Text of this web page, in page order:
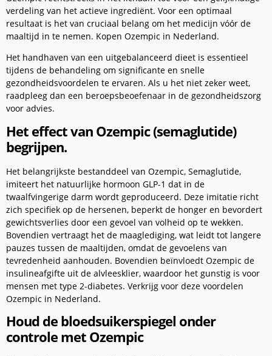
verdeling van het actieve ingrediënt. Voor een optimaal
resultaat is het van cruciaal belang om het medicijn vóór de
maaltijd in te nemen. Kopen Ozempic in Nederland.
Het handhaven van een uitgebalanceerd dieet is essentieel
tijdens de behandeling om significante en snelle
gezondheidsvoordelen te ervaren. Als u het niet zeker weet,
raadpleeg dan een beroepsbeoefenaar in de gezondheidszorg
voor advies.
Het effect van Ozempic (semaglutide)
begrijpen.
Het belangrijkste bestanddeel van Ozempic, Semaglutide,
imiteert het natuurlijke hormoon GLP-1 dat in de
twaalfvingerige darm wordt geproduceerd. Deze imitatie richt
zich specifiek op de hersenen, beperkt de honger en bevordert
gewichtsverlies door een gevoel van volheid op te wekken.
Bovendien vertraagt het de maaglediging, wat leidt tot langere
pauzes tussen de maaltijden, omdat de gevoelens van
tevredenheid aanhouden. Bovendien beïnvloedt Ozempic de
insulineafgifte uit de alvleesklier, waardoor het gunstig is voor
mensen met type 2-diabetes. Verkrijg voor deze voordelen
Ozempic in Nederland.
Houd de bloedsuikerspiegel onder
controle met Ozempic